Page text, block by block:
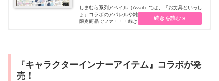
しまむら系列アベイル（Avail）では、『お文具といっし
ょ』コラボのアパレルや雑貨グッズを販売しています。
限定商品でファ・・・続きを読む
『キャラクターインナーアイテム』コラボが発
売！